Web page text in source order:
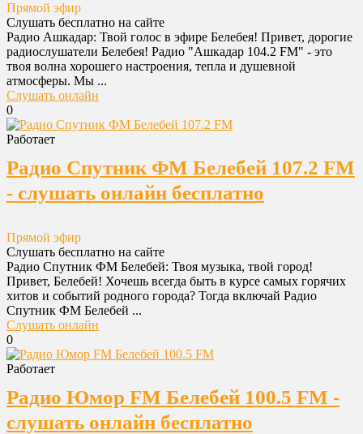
Прямой эфир
Слушать бесплатно на сайте
Радио Ашкадар: Твой голос в эфире Белебея! Привет, дорогие
радиослушатели Белебея! Радио "Ашкадар 104.2 FM" - это
твоя волна хорошего настроения, тепла и душевной
атмосферы. Мы ...
Слушать онлайн
0
Работает
Радио Спутник ФМ Белебей 107.2 FM
- слушать онлайн бесплатно
Прямой эфир
Слушать бесплатно на сайте
Радио Спутник ФМ Белебей: Твоя музыка, твой город!
Привет, Белебей! Хочешь всегда быть в курсе самых горячих
хитов и событий родного города? Тогда включай Радио
Спутник ФМ Белебей ...
Слушать онлайн
0
Работает
Радио Юмор FM Белебей 100.5 FM -
слушать онлайн бесплатно